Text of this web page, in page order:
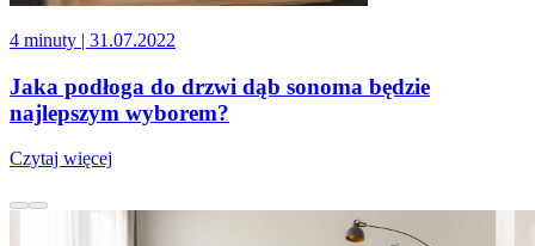
4 minuty | 31.07.2022
Jaka podłoga do drzwi dąb sonoma będzie
najlepszym wyborem?
Czytaj więcej